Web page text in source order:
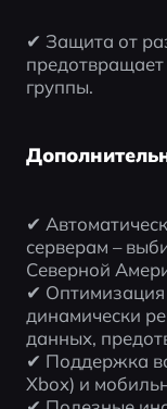
✔ Защита от
группы.
✔
серверам –
Северной
✔ Оптимизация
динамически
данных,
✔ Поддержка
Xbox) и